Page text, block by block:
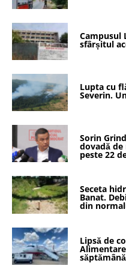
Campusul
sfârșitul
Lupta cu
Severin.
Sorin
dovadă
peste 22
Seceta
Banat.
din
Lipsă de
săptămână